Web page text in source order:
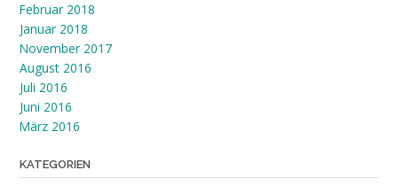
Februar 2018
Januar 2018
November 2017
August 2016
Juli 2016
Juni 2016
März 2016
KATEGORIEN